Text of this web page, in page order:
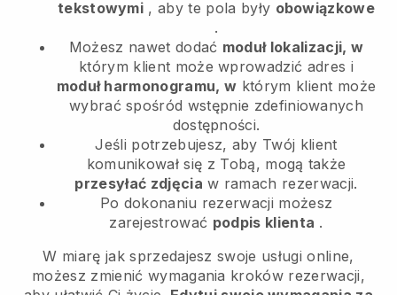
tekstowymi , aby te pola były obowiązkowe
.
Możesz nawet dodać moduł lokalizacji, w
którym klient może wprowadzić adres i
moduł harmonogramu, w którym klient może
wybrać spośród wstępnie zdefiniowanych
dostępności.
Jeśli potrzebujesz, aby Twój klient
komunikował się z Tobą, mogą także
przesyłać zdjęcia w ramach rezerwacji.
Po dokonaniu rezerwacji możesz
zarejestrować podpis klienta .
W miarę jak sprzedajesz swoje usługi online,
możesz zmienić wymagania kroków rezerwacji,